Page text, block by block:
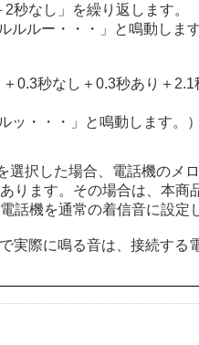
秒なし」を繰り返します。
ルルー・・・」と鳴動しま
0.3秒なし＋0.3秒あり＋
ッ・・・」と鳴動します。
選択した場合、電話機のメ
ります。その場合は、本商
話機を通常の着信音に設定
実際に鳴る音は、接続する